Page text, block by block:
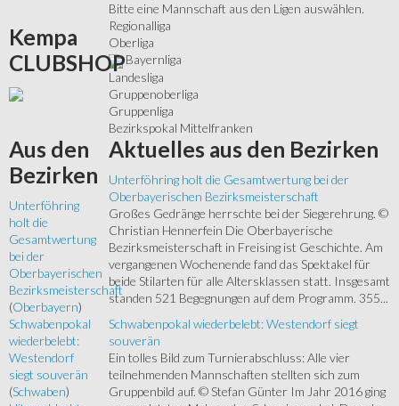
Bitte eine Mannschaft aus den Ligen auswählen.
Regionalliga
Oberliga
Bayernliga
Landesliga
Gruppenoberliga
Gruppenliga
Bezirkspokal Mittelfranken
Aktuelles aus den Bezirken
Unterföhring holt die Gesamtwertung bei der
Oberbayerischen Bezirksmeisterschaft
Großes Gedränge herrschte bei der Siegerehrung. ©
Christian Hennerfein Die Oberbayerische
Bezirksmeisterschaft in Freising ist Geschichte. Am
vergangenen Wochenende fand das Spektakel für
beide Stilarten für alle Altersklassen statt. Insgesamt
standen 521 Begegnungen auf dem Programm. 355...
Schwabenpokal wiederbelebt: Westendorf siegt
souverän
Ein tolles Bild zum Turnierabschluss: Alle vier
teilnehmenden Mannschaften stellten sich zum
Gruppenbild auf. © Stefan Günter Im Jahr 2016 ging
Kempa
CLUBSHOP
Aus den
Bezirken
Unterföhring
holt die
Gesamtwertung
bei der
Oberbayerischen
Bezirksmeisterschaft
(Oberbayern)
Schwabenpokal
wiederbelebt:
Westendorf
siegt souverän
(Schwaben)